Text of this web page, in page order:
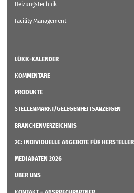
Heizungstechnik
Facility Management
LÜKK-KALENDER
KOMMENTARE
PRODUKTE
STELLENMARKT/GELEGENHEITSANZEIGEN
BRANCHENVERZEICHNIS
2C: INDIVIDUELLE ANGEBOTE FÜR HERSTELLER
MEDIADATEN 2026
ÜBER UNS